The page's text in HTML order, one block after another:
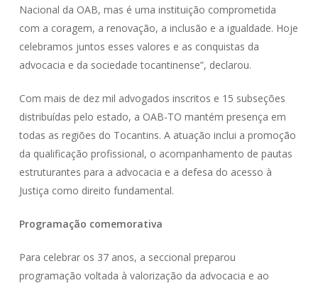
Nacional da OAB, mas é uma instituição comprometida
com a coragem, a renovação, a inclusão e a igualdade. Hoje
celebramos juntos esses valores e as conquistas da
advocacia e da sociedade tocantinense”, declarou.
Com mais de dez mil advogados inscritos e 15 subseções
distribuídas pelo estado, a OAB-TO mantém presença em
todas as regiões do Tocantins. A atuação inclui a promoção
da qualificação profissional, o acompanhamento de pautas
estruturantes para a advocacia e a defesa do acesso à
Justiça como direito fundamental.
Programação comemorativa
Para celebrar os 37 anos, a seccional preparou
programação voltada à valorização da advocacia e ao